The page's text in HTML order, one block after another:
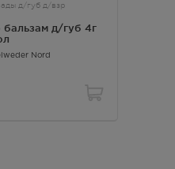
д/губ д/взр
бальзам д/губ 4г
Nord